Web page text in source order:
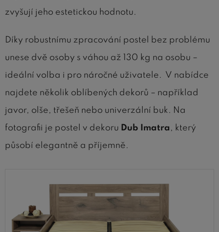
zvyšují jeho estetickou hodnotu.
Díky robustnímu zpracování postel bez problému
unese dvě osoby s váhou až 130 kg na osobu –
ideální volba i pro náročné uživatele. V nabídce
najdete několik oblíbených dekorů – například
javor, olše, třešeň nebo univerzální buk. Na
fotografii je postel v dekoru Dub Imatra , který
působí elegantně a příjemně.